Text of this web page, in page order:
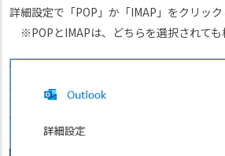
詳細設定で「POP」か「IMAP」をクリック
※POPとIMAPは、どちらを選択されても